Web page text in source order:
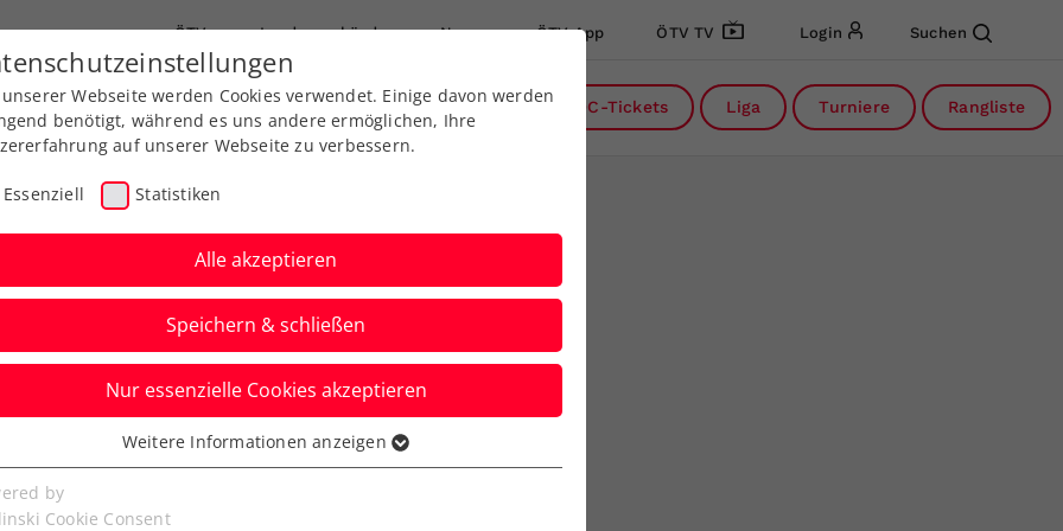
ÖTV Landesverbände News ÖTV App ÖTV TV Login Suchen
Ausbildungen Services Über uns DC-Tickets Liga Turniere Rangliste
Antalya: Neumayer
kämpft sich ins
Webseite werden Cookies verwendet. Einige davon werden
benötigt, während es uns andere ermöglichen, Ihre
auf unserer Webseite zu verbessern.
Essenziell Statistiken
Alle akzeptieren
Speichern & schließen
Nur essenzielle Cookies akzeptieren
Cookies werden für grundlegende Funktionen der
benötigt. Dadurch ist gewährleistet, dass die Webseite
Weitere Informationen anzeigen
by
Cookie Consent